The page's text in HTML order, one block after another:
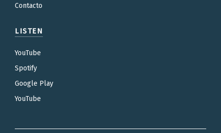
Contacto
LISTEN
YouTube
Spotify
Google Play
YouTube